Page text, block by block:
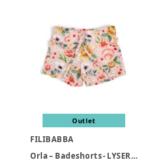
Outlet
FILIBABBA
Orla – Badeshorts - LYSERØD